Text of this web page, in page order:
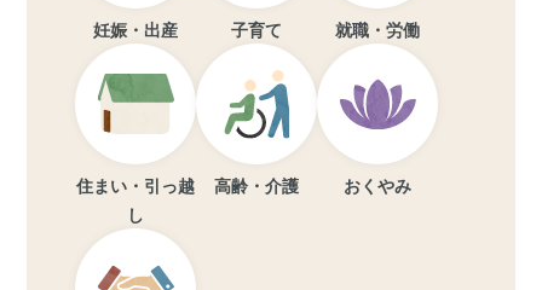
妊娠・出産 子育て 就職・労働
住まい・引っ越
し
高齢・介護 おくやみ